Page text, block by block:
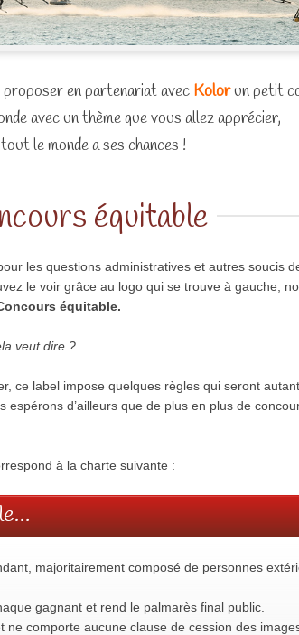
proposer en partenariat avec Kolorun petit
avec un thème que vous allez apprécier,
le monde a ses chances !
équitable
les questions administratives et autres soucis
le voir grâce au logo qui se trouve à gauche,
équitable.
veut dire ?
ce label impose quelques règles qui seront
espérons d’ailleurs que de plus en plus de
à la charte suivante :
majoritairement composé de personnes
gagnant et rend le palmarès final public.
ne comporte aucune clause de cession des